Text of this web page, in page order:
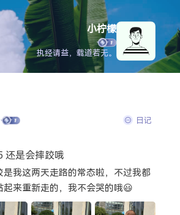
食 宝宝课堂
小柠檬
执经请益，载道若无。
日记
还是会摔跤哦
是我这两天走路的常态啦，不过我都
起来重新走的，我不会哭的哦😃